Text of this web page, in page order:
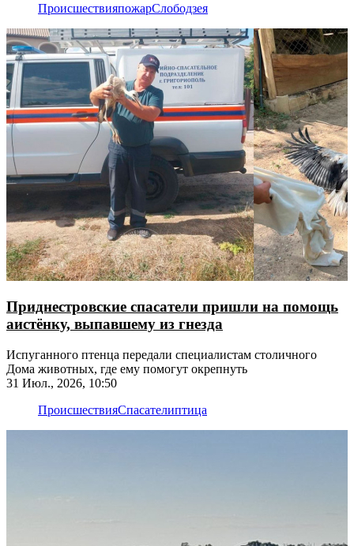
ПроисшествияпожарСлободзея
Приднестровские спасатели пришли на помощь
аистёнку, выпавшему из гнезда
Испуганного птенца передали специалистам столичного
Дома животных, где ему помогут окрепнуть
31 Июл., 2026, 10:50
ПроисшествияСпасателиптица